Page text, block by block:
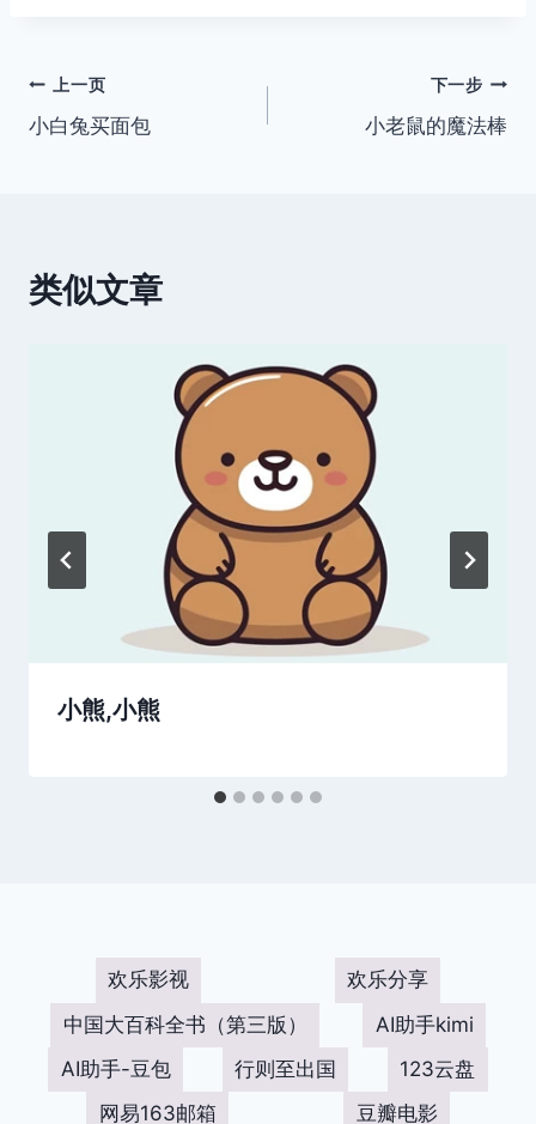
文
章
上一页
小白兔买面包
下一步
小老鼠的魔法棒
类似文章
小熊,小熊
欢乐影视
欢乐分享
中国大百科全书（第三版）
AI助手kimi
AI助手-豆包
行则至出国
123云盘
网易163邮箱
豆瓣电影